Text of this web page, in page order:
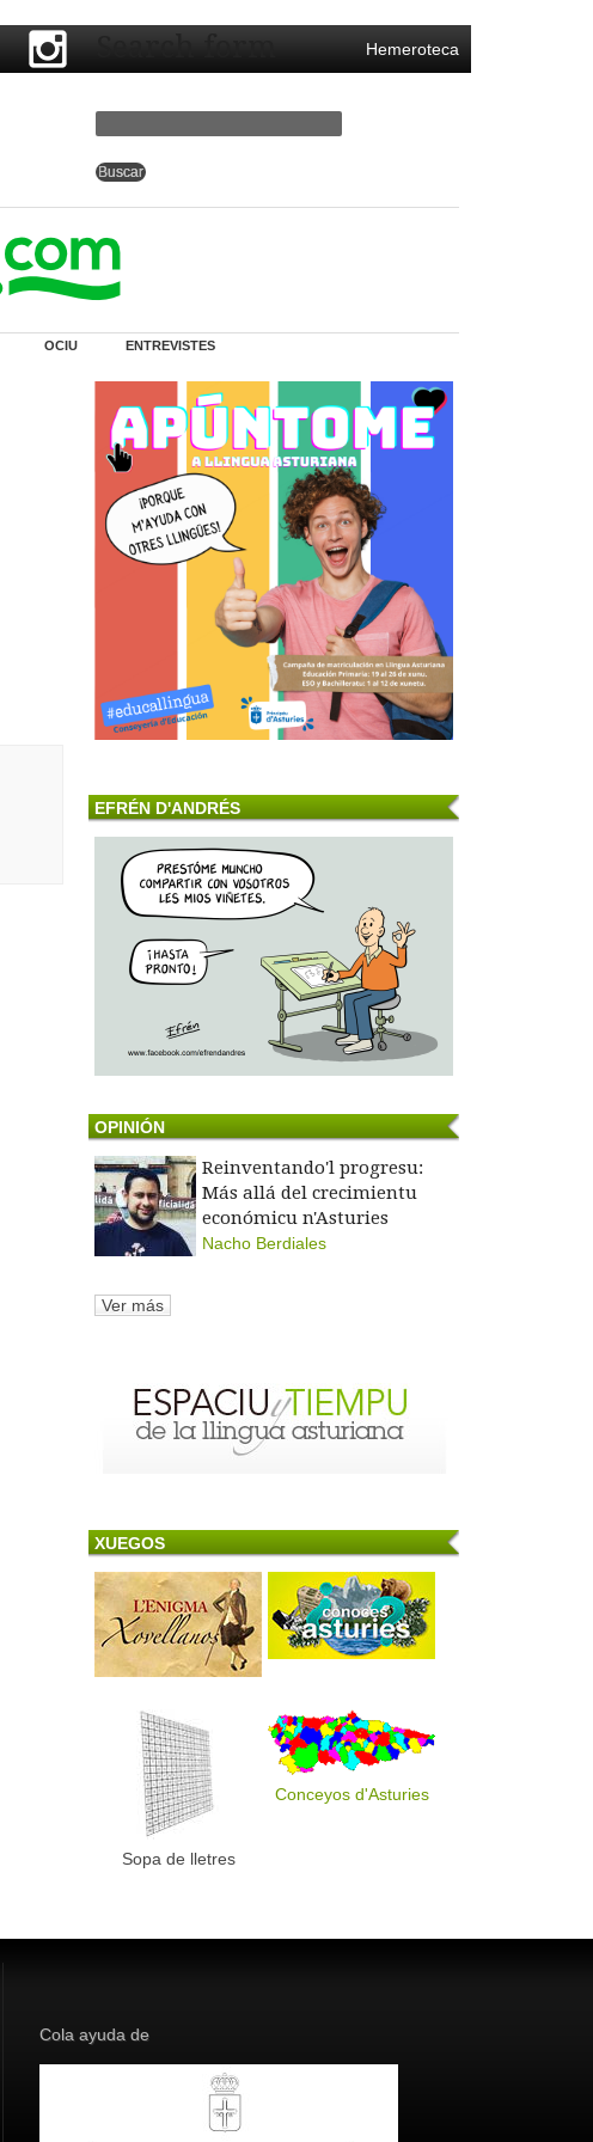
Hemeroteca
Search form
OCIU ENTREVISTES
EFRÉN D'ANDRÉS
OPINIÓN
Reinventando'l progresu:
Más allá del crecimientu
económicu n'Asturies
Nacho Berdiales
Ver más
XUEGOS
Sopa de lletres
Conceyos d'Asturies
Cola ayuda de